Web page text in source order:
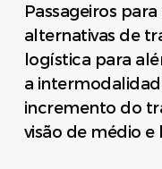
Passageiros
alternativas de
logística para
a
incremento do
visão de médio